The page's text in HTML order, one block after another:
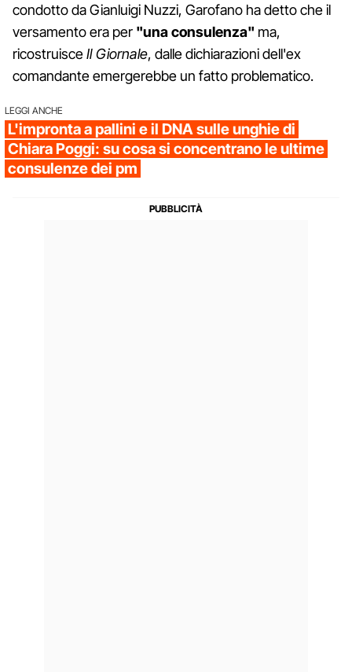
condotto da Gianluigi Nuzzi, Garofano ha detto che il
versamento era per "una consulenza" ma,
ricostruisceIl Giornale, dalle dichiarazioni dell'ex
comandante emergerebbe un fatto problematico.
LEGGI ANCHE
L'impronta a pallini e il DNA sulle unghie di
Chiara Poggi: su cosa si concentrano le ultime
consulenze dei pm